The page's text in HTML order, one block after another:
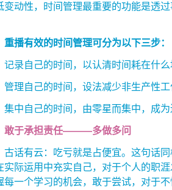
变动性，时间管理最重要的功能是透
有效的时间管理可分为以下三步：
自己的时间，以认清时间耗在什么
自己的时间，设法减少非生产性工
自己的时间，由零星而集中，成为
于承担责任———多做多问
有云：吃亏就是占便宜。这句话同
实际运用中充实自己，对于个人的职
每一个学习的机会，敢于尝试，对于